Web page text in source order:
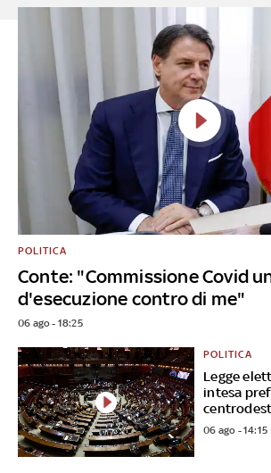
Conte: "Commissione Covid
d'esecuzione contro di me"
POLITICA
06 ago - 18:25
Legge
intesa
POLITICA
06 ago - 14:15